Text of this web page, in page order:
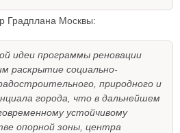
Градплана Москвы:
идеи программы реновации
раскрытие социально-
природного и
города, что в дальнейшем
устойчивому
опорной зоны, центра